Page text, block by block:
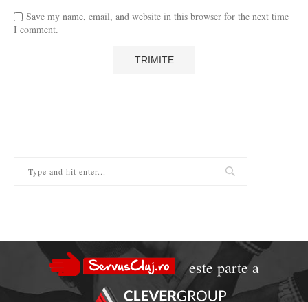
Save my name, email, and website in this browser for the next time
I comment.
este parte a